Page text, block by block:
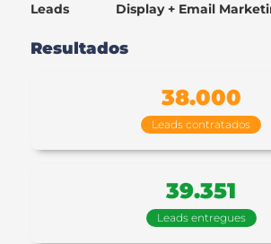
Leads Display + Email
Resultados
38.000
Leads contratados
39.351
Leads entregues